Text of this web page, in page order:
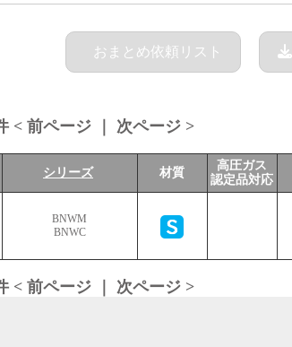
おまとめ依頼リスト
< 前ページ 次ページ >
シリーズ 材質
高圧ガス
認定品対応
BNWM
BNWC
< 前ページ 次ページ >